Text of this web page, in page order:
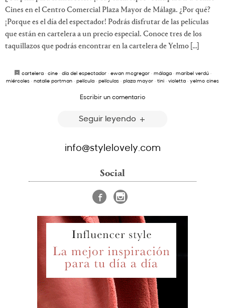
Cines en el Centro Comercial Plaza Mayor de Málaga. ¿Por qué?
¡Porque es el día del espectador! Podrás disfrutar de las películas
que están en cartelera a un precio especial. Conoce tres de los
taquillazos que podrás encontrar en la cartelera de Yelmo […]
cartelera· cine· día del espectador· ewan mcgregor· málaga· maribel verdú·
miércoles · natalie portman · película · películas · plaza mayor · tini · violetta · yelmo cines
Escribir un comentario
Seguir leyendo
info@stylelovely.com
Social